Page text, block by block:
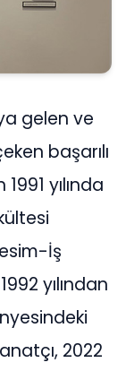
gelen ve
başarılı
yılında
İş
yılından
2022